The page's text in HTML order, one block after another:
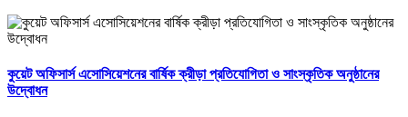
কুয়েট অফিসার্স এসোসিয়েশনের বার্ষিক ক্রীড়া প্রতিযোগিতা ও সাংস্কৃতিক অনুষ্ঠানের
উদ্বোধন